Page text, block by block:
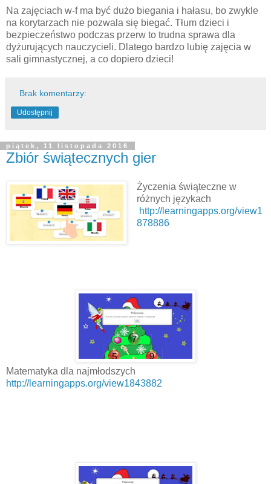
Na zajęciach w-f ma być dużo biegania i hałasu, bo zwykle
na korytarzach nie pozwala się biegać. Tłum dzieci i
bezpieczeństwo podczas przerw to trudna sprawa dla
dyżurujących nauczycieli. Dlatego bardzo lubię zajęcia w
sali gimnastycznej, a co dopiero dzieci!
Brak komentarzy:
Udostępnij
piątek, 11 listopada 2016
Zbiór świątecznych gier
Życzenia świąteczne w
różnych językach
http://learningapps.org/view1
878886
Matematyka dla najmłodszych
http://learningapps.org/view1843882